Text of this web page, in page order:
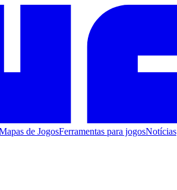
de JogosFerramentas para jogosNotícias